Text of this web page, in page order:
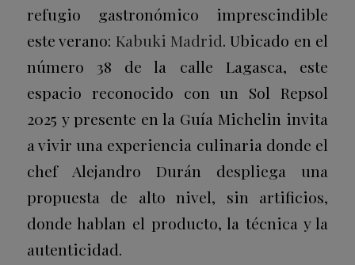
refugio gastronómico imprescindible
este verano: Kabuki Madrid. Ubicado en el
número 38 de la calle Lagasca, este
espacio reconocido con un Sol Repsol
2025 y presente en la Guía Michelin invita
a vivir una experiencia culinaria donde el
chef Alejandro Durán despliega una
propuesta de alto nivel, sin artificios,
donde hablan el producto, la técnica y la
autenticidad.